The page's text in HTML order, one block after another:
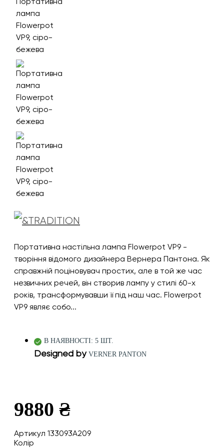
Портативна настільна лампа Flowerpot VP9 -
творіння відомого дизайнера Вернера Пантона. Як
справжній поціновувач простих, але в той же час
незвичних речей, він створив лампу у стилі 60-х
років, трансформувавши її під наш час. Flowerpot
VP9 являє собо...
В НАЯВНОСТІ: 5 ШТ.
Designed by VERNER PANTON
9880 ₴
Артикул 133093A209
Колір